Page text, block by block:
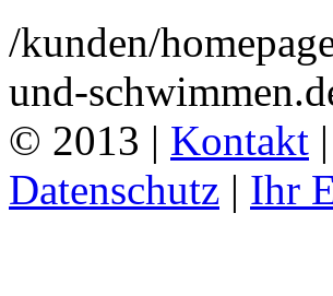
/kunden/
und-
© 2013 | Kontakt |
Datenschutz | Ihr